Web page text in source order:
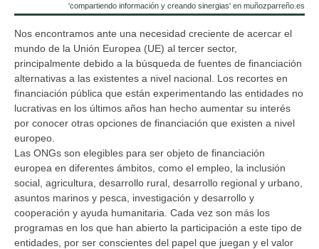
'compartiendo información y creando sinergias' en muñozparreño.es
Nos encontramos ante una necesidad creciente de acercar el
mundo de la Unión Europea (UE) al tercer sector,
principalmente debido a la búsqueda de fuentes de financiación
alternativas a las existentes a nivel nacional. Los recortes en
financiación pública que están experimentando las entidades no
lucrativas en los últimos años han hecho aumentar su interés
por conocer otras opciones de financiación que existen a nivel
europeo.
Las ONGs son elegibles para ser objeto de financiación
europea en diferentes ámbitos, como el empleo, la inclusión
social, agricultura, desarrollo rural, desarrollo regional y urbano,
asuntos marinos y pesca, investigación y desarrollo y
cooperación y ayuda humanitaria. Cada vez son más los
programas en los que han abierto la participación a este tipo de
entidades, por ser conscientes del papel que juegan y el valor